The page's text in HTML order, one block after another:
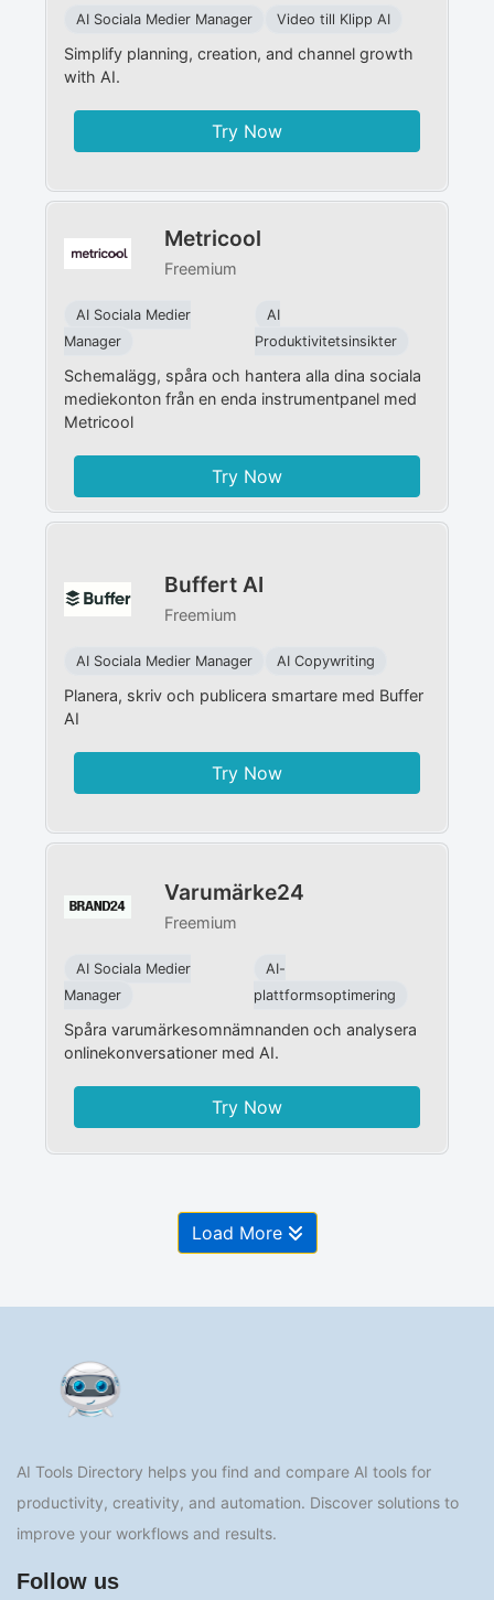
AI Sociala Medier Manager Video till Klipp AI
Simplify planning, creation, and channel growth
with AI.
Try Now
Metricool
Freemium
AI Sociala Medier
Manager
AI
Produktivitetsinsikter
Schemalägg, spåra och hantera alla dina sociala
mediekonton från en enda instrumentpanel med
Metricool
Try Now
Buffert AI
Freemium
AI Sociala Medier Manager AI Copywriting
Planera, skriv och publicera smartare med Buffer
AI
Try Now
Varumärke24
Freemium
AI Sociala Medier
Manager
AI-
plattformsoptimering
Spåra varumärkesomnämnanden och analysera
onlinekonversationer med AI.
Try Now
Load More
AI Tools Directory helps you find and compare AI tools for
productivity, creativity, and automation. Discover solutions to
improve your workflows and results.
Follow us